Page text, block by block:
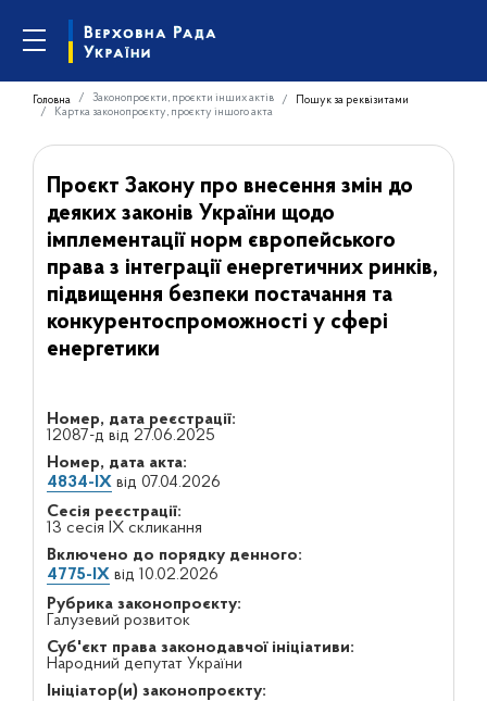
Головна Законопроєкти, проєкти інших актів
Пошук за реквізитами
Картка законопроєкту, проєкту іншого акта
Проєкт Закону про внесення змін до
деяких законів України щодо
імплементації норм європейського
права з інтеграції енергетичних ринків,
підвищення безпеки постачання та
конкурентоспроможності у сфері
енергетики
Номер, дата реєстрації:
12087-д від 27.06.2025
Номер, дата акта:
4834-IXвід 07.04.2026
Сесія реєстрації:
13 сесія IX скликання
Включено до порядку денного:
4775-IXвід 10.02.2026
Рубрика законопроєкту:
Галузевий розвиток
Суб'єкт права законодавчої ініціативи:
Народний депутат України
Ініціатор(и) законопроєкту: